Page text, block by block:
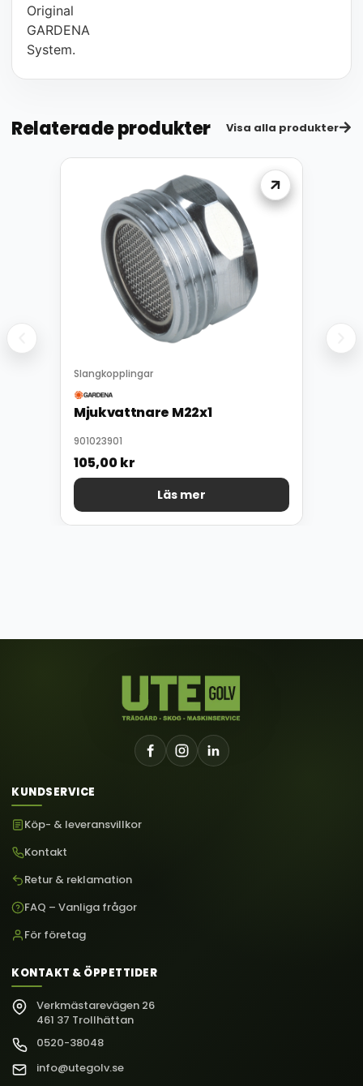
Original
GARDENA
System.
Relaterade produkter Visa alla produkter
Slangkopplingar
Mjukvattnare M22x1
901023901
105,00kr
Läs mer
KUNDSERVICE
Köp- & leveransvillkor
Kontakt
Retur & reklamation
FAQ – Vanliga frågor
För företag
KONTAKT & ÖPPETTIDER
Verkmästarevägen 26
461 37 Trollhättan
0520-38048
info@utegolv.se